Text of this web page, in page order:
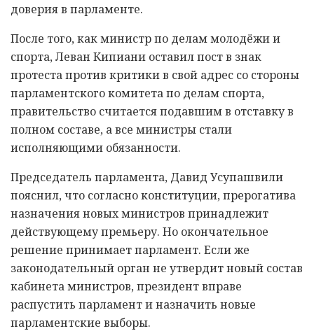
доверия в парламенте.
После того, как министр по делам молодёжи и
спорта, Леван Кипиани оставил пост в знак
протеста против критики в свой адрес со стороны
парламентского комитета по делам спорта,
правительство считается подавшим в отставку в
полном составе, а все министры стали
исполняющими обязанности.
Председатель парламента, Давид Усупашвили
пояснил, что согласно конституции, прерогатива
назначения новых министров принадлежит
действующему премьеру. Но окончательное
решение принимает парламент. Если же
законодательный орган не утвердит новый состав
кабинета министров, президент вправе
распустить парламент и назначить новые
парламентские выборы.